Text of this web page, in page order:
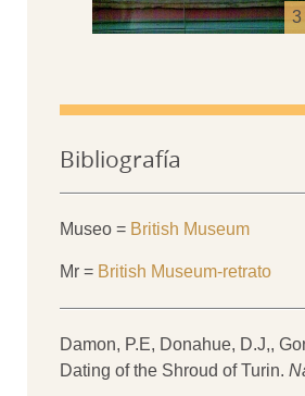
Bibliografía
Museo = British Museum
Mr = British Museum-retrato
Damon, P.E, Donahue, D.J,,
Dating of the Shroud of Turin.